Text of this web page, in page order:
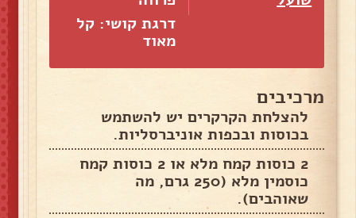
דרגת קושי: קל
מאוד
מרכיבים
להצלחת הקרקרים יש להשתמש
בכוסות ובכפות אוניברסליות.
2 כוסות קמח מלא או 2 כוסות קמח
כוסמין מלא (250 גרם, מה
שאוהבים).